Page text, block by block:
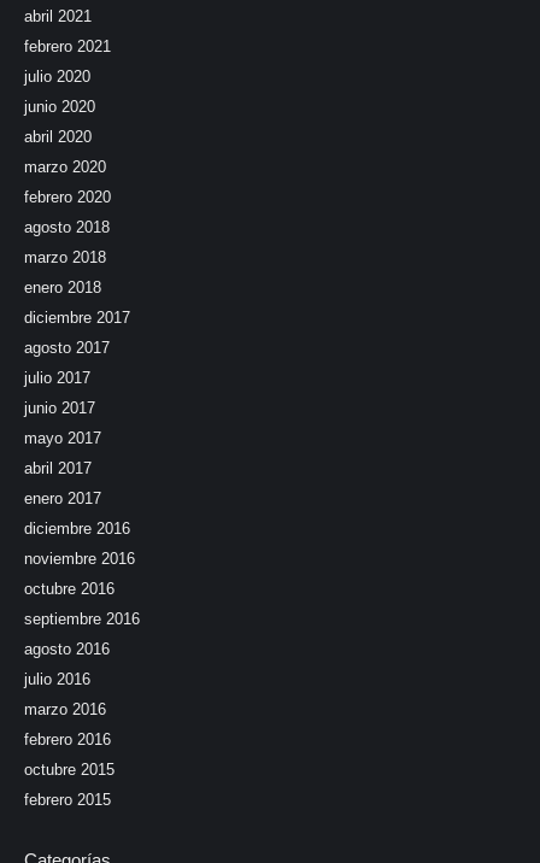
abril 2021
febrero 2021
julio 2020
junio 2020
abril 2020
marzo 2020
febrero 2020
agosto 2018
marzo 2018
enero 2018
diciembre 2017
agosto 2017
julio 2017
junio 2017
mayo 2017
abril 2017
enero 2017
diciembre 2016
noviembre 2016
octubre 2016
septiembre 2016
agosto 2016
julio 2016
marzo 2016
febrero 2016
octubre 2015
febrero 2015